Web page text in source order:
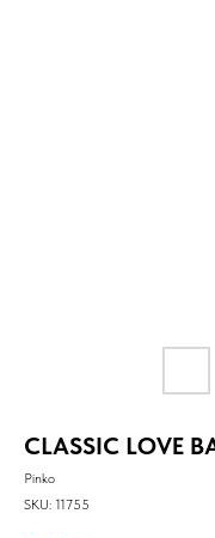
CLASSIC LOVE
Pinko
SKU: 11755